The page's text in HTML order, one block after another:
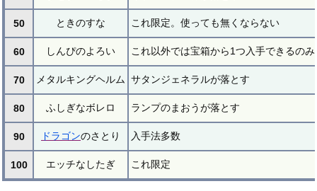
50 ときのすな これ限定。使っても無くならない
60 しんぴのよろい これ以外では宝箱から1つ入手できるのみ
70 メタルキングヘルム サタンジェネラルが落とす
80 ふしぎなボレロ ランプのまおうが落とす
90 ドラゴンのさとり 入手法多数
100 エッチなしたぎ これ限定